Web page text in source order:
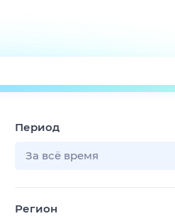
Поиск
ТВ-программа
Период
За всё время
Регион